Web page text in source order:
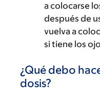
a colocarse
después de
vuelva a
si tiene los
¿Qué debo
dosis?